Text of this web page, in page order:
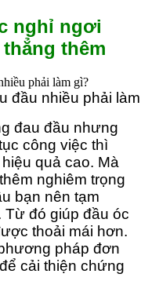
nghỉ ngơi
thêm
đầu nhiều phải
đau đầu nhưng
công việc thì
quả cao. Mà
nghiêm trọng
bạn nên tạm
đó giúp đầu óc
thoải mái hơn.
pháp đơn
cải thiện chứng